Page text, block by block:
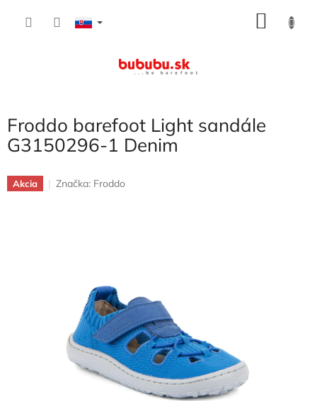
Froddo barefoot Light sandále
G3150296-1 Denim
Akcia Značka: Froddo